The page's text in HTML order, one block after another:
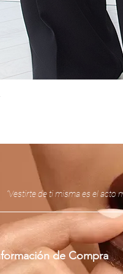
“Vestirte de ti misma es el acto
de Compra